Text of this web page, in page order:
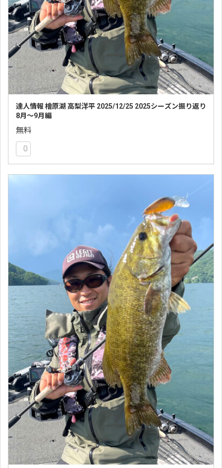
達人情報 檜原湖 高梨洋平 2025/12/25 2025シーズン振り返り
8月〜9月編
無料
0